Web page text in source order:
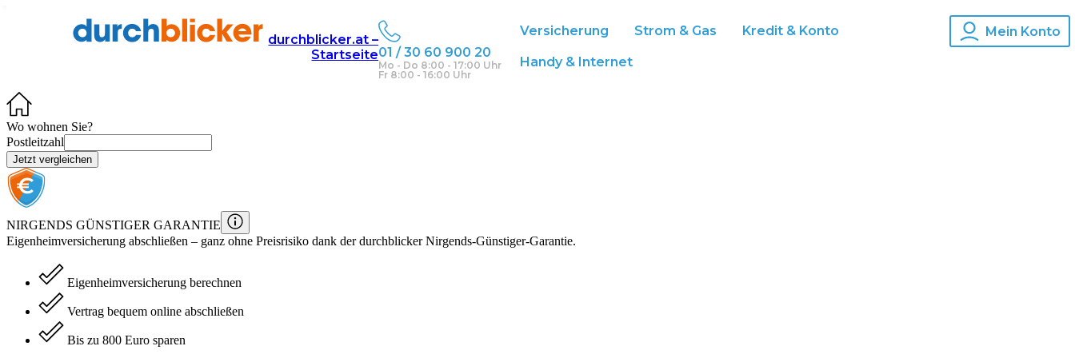
durchblicker.at –
Startseite01 / 30 60 900 20
Mo - Do 8:00 - 17:00 Uhr
Fr 8:00 - 16:00 Uhr
Versicherung Strom & Gas Kredit & Konto
Handy & Internet
Mein Konto
Eigenheim­versicherung für Ihr Haus
Schützen Sie Ihr Haus gegen Feuer-, Sturm- & Wasserschäden mit der optimalen Eigenheimversicherung:
Wo wohnen Sie?
Postleitzahl
Jetzt vergleichen
NIRGENDS GÜNSTIGER GARANTIE
Eigenheimversicherung abschließen – ganz ohne Preisrisiko dank der durchblicker Nirgends-Günstiger-Garantie.
Eigenheimversicherung berechnen
Vertrag bequem online abschließen
Bis zu 800 Euro sparen